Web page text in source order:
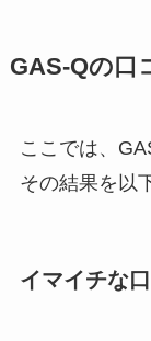
GAS-Qの口
ここでは、
その結果を以
イマイチな